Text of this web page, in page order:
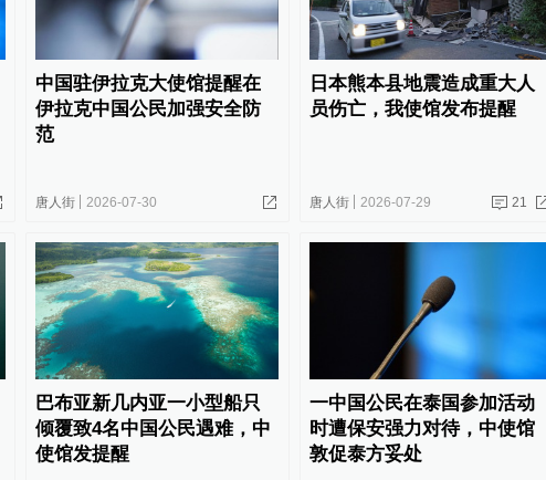
中国驻伊拉克大使馆提醒在
伊拉克中国公民加强安全防
范
唐人街 2026-07-30
日本熊本县地震造成重大人
员伤亡，我使馆发布提醒
唐人街 2026-07-29 21
巴布亚新几内亚一小型船只
倾覆致4名中国公民遇难，中
使馆发提醒
一中国公民在泰国参加活动
时遭保安强力对待，中使馆
敦促泰方妥处